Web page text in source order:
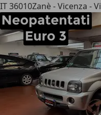
IT 36010Zanè - Vicenza - Vi